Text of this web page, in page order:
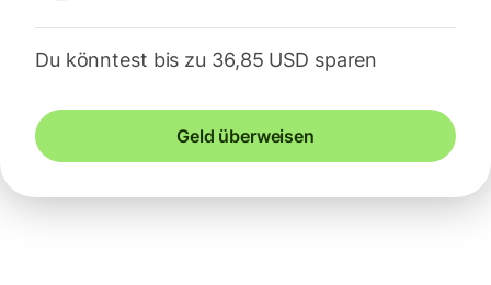
Du könntest bis zu 36,85 USD sparen
Geld überweisen